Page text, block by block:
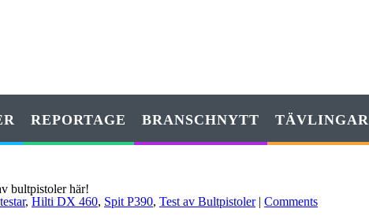
REPORTAGE BRANSCHNYTT TÄVLINGAR
bultpistoler här!
, Hilti DX 460, Spit P390, Test av Bultpistoler | Comments